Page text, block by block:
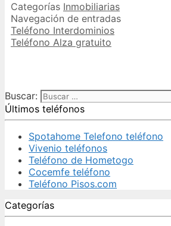
Categorías Inmobiliarias
Navegación de entradas
Teléfono Interdominios
Teléfono Alza gratuito
Buscar:
Últimos teléfonos
Spotahome Telefono teléfono
Vivenio teléfonos
Teléfono de Hometogo
Cocemfe teléfono
Teléfono Pisos.com
Categorías